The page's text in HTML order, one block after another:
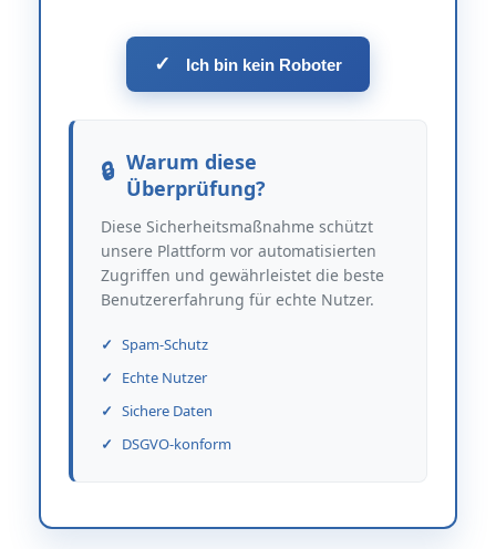
✓ Ich bin kein Roboter
Warum diese
Überprüfung?
Diese Sicherheitsmaßnahme schützt
unsere Plattform vor automatisierten
Zugriffen und gewährleistet die beste
Benutzererfahrung für echte Nutzer.
Spam-Schutz
Echte Nutzer
Sichere Daten
DSGVO-konform